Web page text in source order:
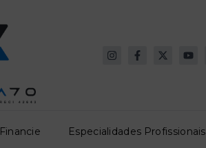
Financie Especialidades Profissionais